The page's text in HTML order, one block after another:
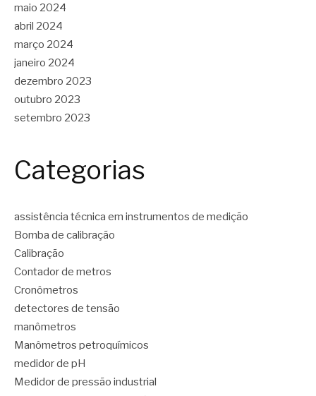
maio 2024
abril 2024
março 2024
janeiro 2024
dezembro 2023
outubro 2023
setembro 2023
Categorias
assistência técnica em instrumentos de medição
Bomba de calibração
Calibração
Contador de metros
Cronômetros
detectores de tensão
manômetros
Manômetros petroquímicos
medidor de pH
Medidor de pressão industrial